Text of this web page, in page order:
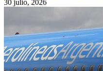
30 julio, 2026